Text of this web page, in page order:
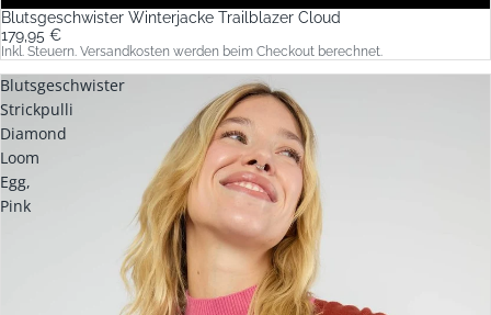
Blutsgeschwister Winterjacke Trailblazer Cloud
179,95 €
Inkl. Steuern. Versandkosten werden beim Checkout berechnet.
Blutsgeschwister
Strickpulli
Diamond
Loom
Egg,
Pink